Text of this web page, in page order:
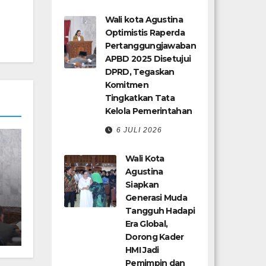
Wali kota Agustina
Optimistis Raperda
Pertanggungjawaban
APBD 2025 Disetujui
DPRD, Tegaskan
Komitmen
Tingkatkan Tata
Kelola Pemerintahan
6 JULI 2026
Wali Kota
Agustina
Siapkan
Generasi Muda
Tangguh Hadapi
Era Global,
Dorong Kader
HMI Jadi
Pemimpin dan